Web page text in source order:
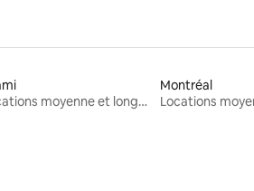
Locations moyenne et longue durée
Montréal